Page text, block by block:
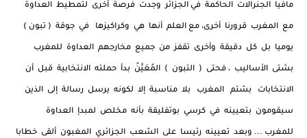
مافيا الجنرالات الحاكمة في الجزائر وجدت فرصة أخرى لتمطيط العداوة
مع المغرب قرورنا أخرى، مع العلم أنها هي وكراكيزها في جوقة ( تبون )
يوميا بل كل دقيقة وأخرى تقفز من جميع مخارجهم العداوة للمغرب
بشتى الأساليب ، فحتى ( التبون ) المُعَيَّنُ بدأ حملته الانتخابية قبل أن
الانتخابات بشتم المغرب بلا مناسبة إلا لكونه يرسل رسالة إلى الذين
سيقومون بتعيينه في كرسي بوتفليقة بأنه مخلص لمبدإ العداوة
للمغرب ... وبعد تعيينه رئيسا على الشعب الجزائري المغبون ألقى خطابا